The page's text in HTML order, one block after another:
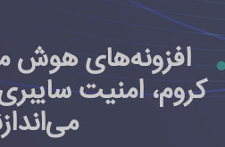
افزونه‌های هوش
کروم، امنیت